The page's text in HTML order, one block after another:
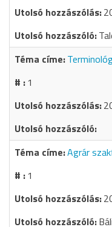
1
Agrár
1